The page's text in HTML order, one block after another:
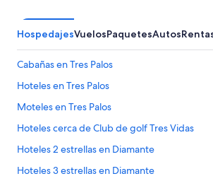
HospedajesVuelosPaquetesAutos
Cabañas en Tres Palos
Hoteles en Tres Palos
Moteles en Tres Palos
Hoteles cerca de Club de golf Tres Vidas
Hoteles 2 estrellas en Diamante
Hoteles 3 estrellas en Diamante